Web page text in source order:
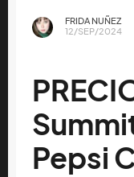
FRIDA NUÑEZ
12/SEP/2024
Pepsi